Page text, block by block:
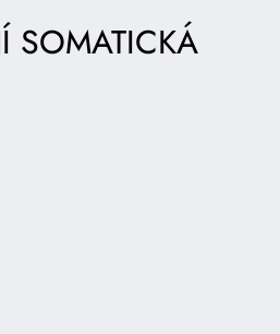
SOMATICKÁ